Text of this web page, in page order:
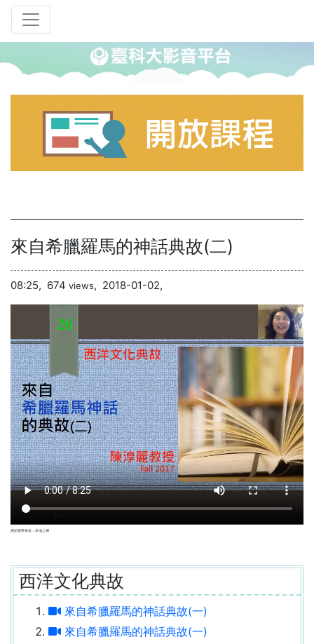
來自希臘羅馬的神話典故(二)
08:25, 674 views, 2018-01-02,
原始資料來自：本地上傳
西洋文化典故
來自希臘羅馬的神話典故(一)
來自希臘羅馬的神話典故(一)